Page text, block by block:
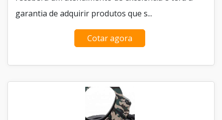
garantia de adquirir produtos que s...
Cotar agora